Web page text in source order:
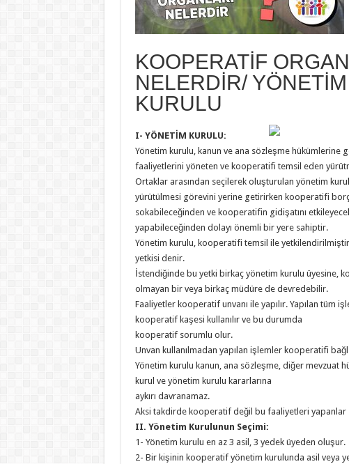
KOOPERATİF
NELERDİR/ YÖNETİM
KURULU
I- YÖNETİM KURULU:
Yönetim kurulu, kanun ve ana sözleşme hükümlerine
faaliyetlerini yöneten ve kooperatifi temsil eden
Ortaklar arasından seçilerek oluşturulan yönetim
yürütülmesi görevini yerine getirirken kooperatifi borç
sokabileceğinden ve kooperatifin gidişatını
yapabileceğinden dolayı önemli bir yere sahiptir.
Yönetim kurulu, kooperatifi temsil ile
yetkisi denir.
İstendiğinde bu yetki birkaç yönetim kurulu üyesine,
olmayan bir veya birkaç müdüre de devredebilir.
Faaliyetler kooperatif unvanı ile yapılır. Yapılan tüm
kooperatif kaşesi kullanılır ve bu durumda
kooperatif sorumlu olur.
Unvan kullanılmadan yapılan işlemler kooperatifi
Yönetim kurulu kanun, ana sözleşme, diğer mevzuat
kurul ve yönetim kurulu kararlarına
aykırı davranamaz.
Aksi takdirde kooperatif değil bu faaliyetleri yapanlar
II. Yönetim Kurulunun Seçimi:
1- Yönetim kurulu en az 3 asil, 3 yedek üyeden oluşur.
2- Bir kişinin kooperatif yönetim kurulunda asil veya